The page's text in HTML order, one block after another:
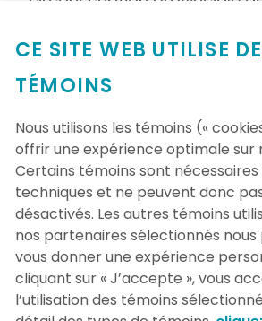
l’Hôpital du Sacré-Cœur a
exceptionnelle de Nadine au
Le 27 mai dernier lors de la
célébrant les 50 ans de la
Rizqy a procédé à la remise
au nom de Catherine
provinciale de Terrebonne, la
circonscription provinciale
Nadine. Mme Gentilcore, qui
malheureusement pas être
soirée-là, a tenu à adresser
CE SITE WEB UTILISE
TÉMOINS
Nous utilisons les témoins («
offrir une expérience optimale sur
Certains témoins sont nécessaires
techniques et ne peuvent donc
désactivés. Les autres témoins
nos partenaires sélectionnés
vous donner une expérience
cliquant sur « J’accepte », vous
l’utilisation des témoins